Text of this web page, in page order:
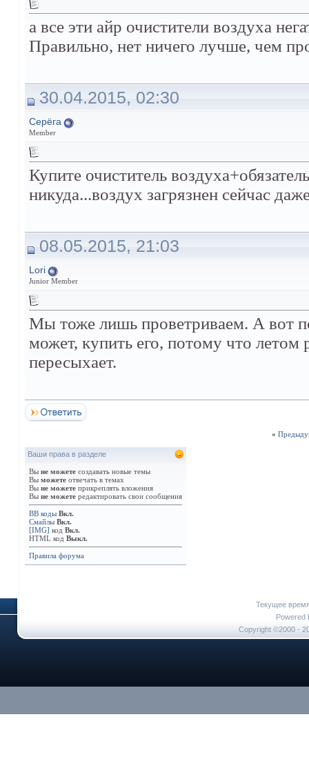
а все эти айр очистители воздуха
Правильно, нет ничего лучше, чем
30.04.2015, 02:30
Серёга
Member
Купите очиститель
никуда...воздух загрязнен сейчас
08.05.2015, 21:03
Lori
Junior Member
Мы тоже лишь проветриваем. А вот
может, купить его, потому что летом
пересыхает.
«
Ваши права в разделе
Вы не можете создавать новые темы
Вы можете отвечать в темах
Вы не можете прикреплять вложения
Вы не можете редактировать свои сообщения
BB коды Вкл.
Смайлы Вкл.
[IMG] код Вкл.
HTML код Выкл.
Правила форума
Текущее
Powered
Copyright ©2000 -